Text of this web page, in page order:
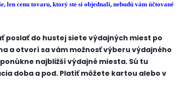
, len cenu tovaru, ktorý ste si objednali, nebudú vám účtované
poslať do hustej siete výdajných miest po
a otvorí sa vám možnosť výberu výdajného
najbližší výdajné miesta. Sú tu
doba a pod. Platiť môžete kartou alebo v